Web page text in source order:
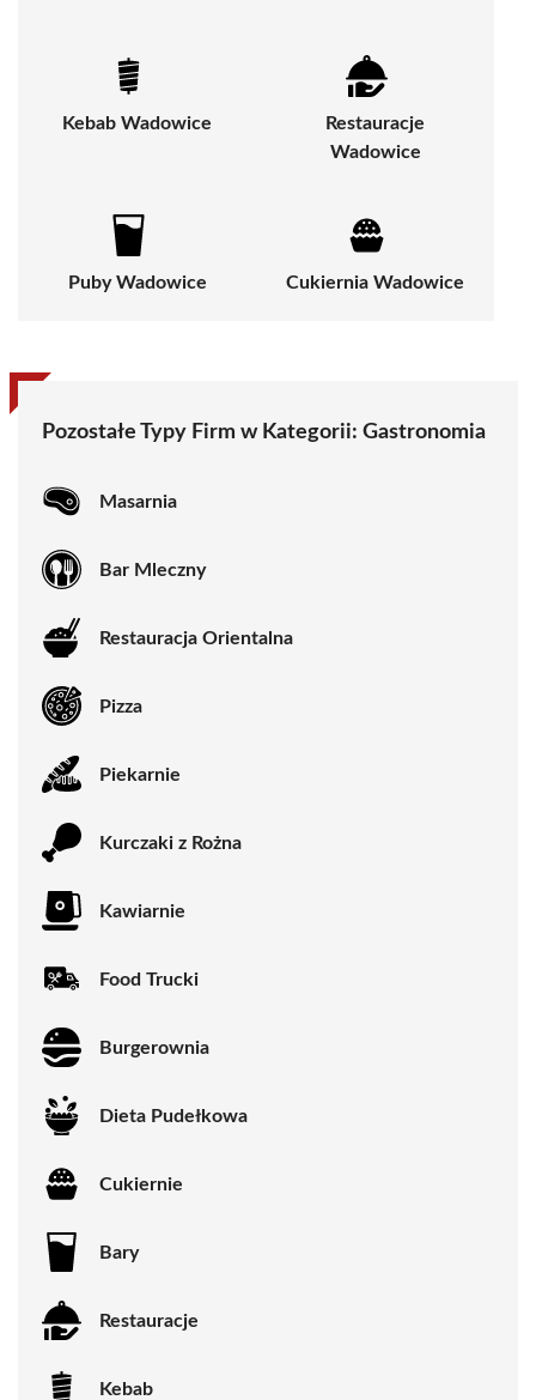
Kebab Wadowice
Restauracje
Wadowice
Puby Wadowice Cukiernia Wadowice
Pozostałe Typy Firm w Kategorii: Gastronomia
Masarnia
Bar Mleczny
Restauracja Orientalna
Pizza
Piekarnie
Kurczaki z Rożna
Kawiarnie
Food Trucki
Burgerownia
Dieta Pudełkowa
Cukiernie
Bary
Restauracje
Kebab